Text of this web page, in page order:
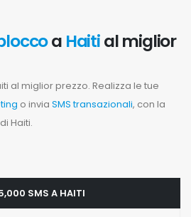
a Haitial miglior
al miglior prezzo. Realizza le tue
o invia SMS transazionali, con la
Haiti.
SMS A HAITI